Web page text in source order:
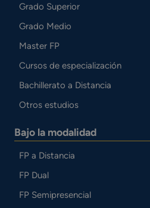
Grado Superior
Grado Medio
Master FP
Cursos de especialización
Bachillerato a Distancia
Otros estudios
Bajo la modalidad
FP a Distancia
FP Dual
FP Semipresencial